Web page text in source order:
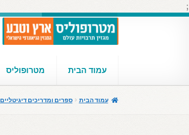
;
דלג
לניווט
לדלג
לתוכן
עמוד הבית מטרופוליס
עמוד הבית ספרים ומדריכים דיגיטליים